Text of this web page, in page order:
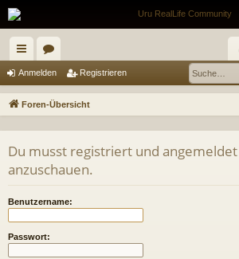
ch
ne
riff
or
en
Anmelden Registrieren
Foren-Übersicht
Du musst registriert und
anzuschauen.
Benutzername:
Passwort: